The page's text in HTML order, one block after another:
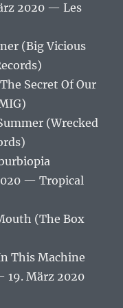
2020 — Les
(Big Vicious
Secret Of Our
(Wrecked
— Tropical
(The Box
This Machine
19. März 2020